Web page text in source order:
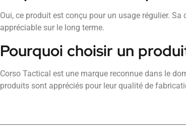
Oui, ce produit est conçu pour un usage régulier.
appréciable sur le long terme.
Pourquoi choisir un
Corso Tactical est une marque reconnue dans le
produits sont appréciés pour leur qualité de